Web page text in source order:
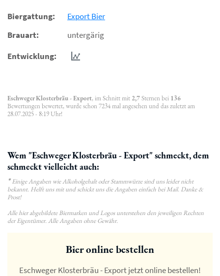
Biergattung:
Export Bier
Brauart:
untergärig
Entwicklung:
Eschweger Klosterbräu - Export, im Schnitt mit 2,7Sternen bei 136
Bewertungen bewertet, wurde schon 7234 mal angesehen und das zuletzt am
28.07.2025 - 8:19 Uhr!
Wem "Eschweger Klosterbräu - Export" schmeckt, dem
schmeckt vielleicht auch:
*Einige Angaben wie Alkoholgehalt oder Stammwürze sind uns leider nicht
bekannt. Helft uns mit und schickt uns die Angaben einfach bei Mail. Danke &
Prost!
Alle hier abgebildete Biermarken und Logos unterstehen den jeweiligen Rechten
der Eigentümer. Alle Angaben ohne Gewähr.
Bier online bestellen
Eschweger Klosterbräu - Export jetzt online bestellen!